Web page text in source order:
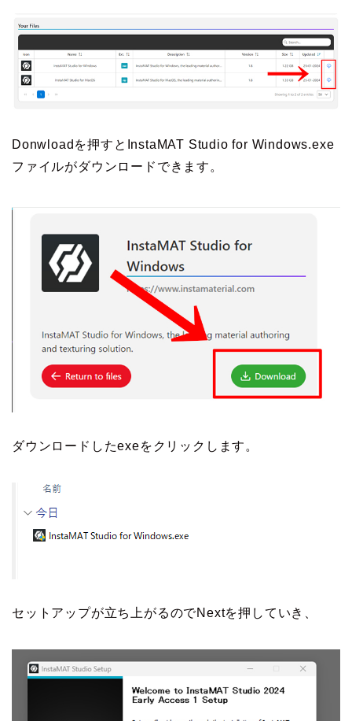
Donwloadを押すとInstaMAT Studio for Windows.exe
ファイルがダウンロードできます。
ダウンロードしたexeをクリックします。
セットアップが立ち上がるのでNextを押していき、